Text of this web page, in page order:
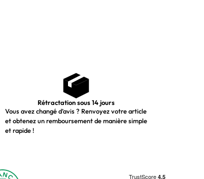
Rétractation sous 14 jours
Vous avez changé d’avis ? Renvoyez votre article
et obtenez un remboursement de manière simple
et rapide !